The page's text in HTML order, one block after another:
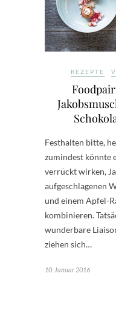
REZEPTE
Festhalten bitte,
zumindest könnte
verrückt wirken,
aufgeschlagenen
und einem Apfel-
kombinieren.
wunderbare
ziehen sich…
10. Januar 2016